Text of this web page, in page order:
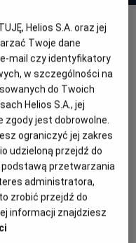
Gatunek
Thriller
Minimalny
wiek
Od 13 lat
USA
Helios S.A. oraz jej
Twoje dane
mail czy identyfikatory
w szczególności na
do Twoich
Helios S.A., jej
zgody jest dobrowolne.
ograniczyć jej zakres
udzieloną przejdź do
podstawą przetwarzania
administratora,
zrobić przejdź do
informacji znajdziesz